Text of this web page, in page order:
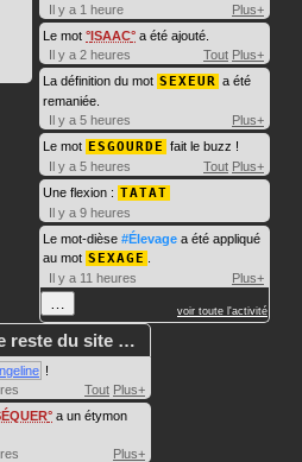
Il y a 1 heure
Plus+
Le mot ISAAC a été ajouté.
Il y a 2 heures
Tout Plus+
La définition du mot SEXEUR a été
remaniée.
Il y a 5 heures
Plus+
Le mot ESGOURDE fait le buzz !
Il y a 5 heures
Tout Plus+
Une flexion : TATAT
Il y a 9 heures
Le mot-dièse #Élevage a été appliqué
au mot SEXAGE
Il y a 11 heures
Plus+
voir toute l'activité
reste du site …
!
Tout Plus+
a un étymon
Plus+